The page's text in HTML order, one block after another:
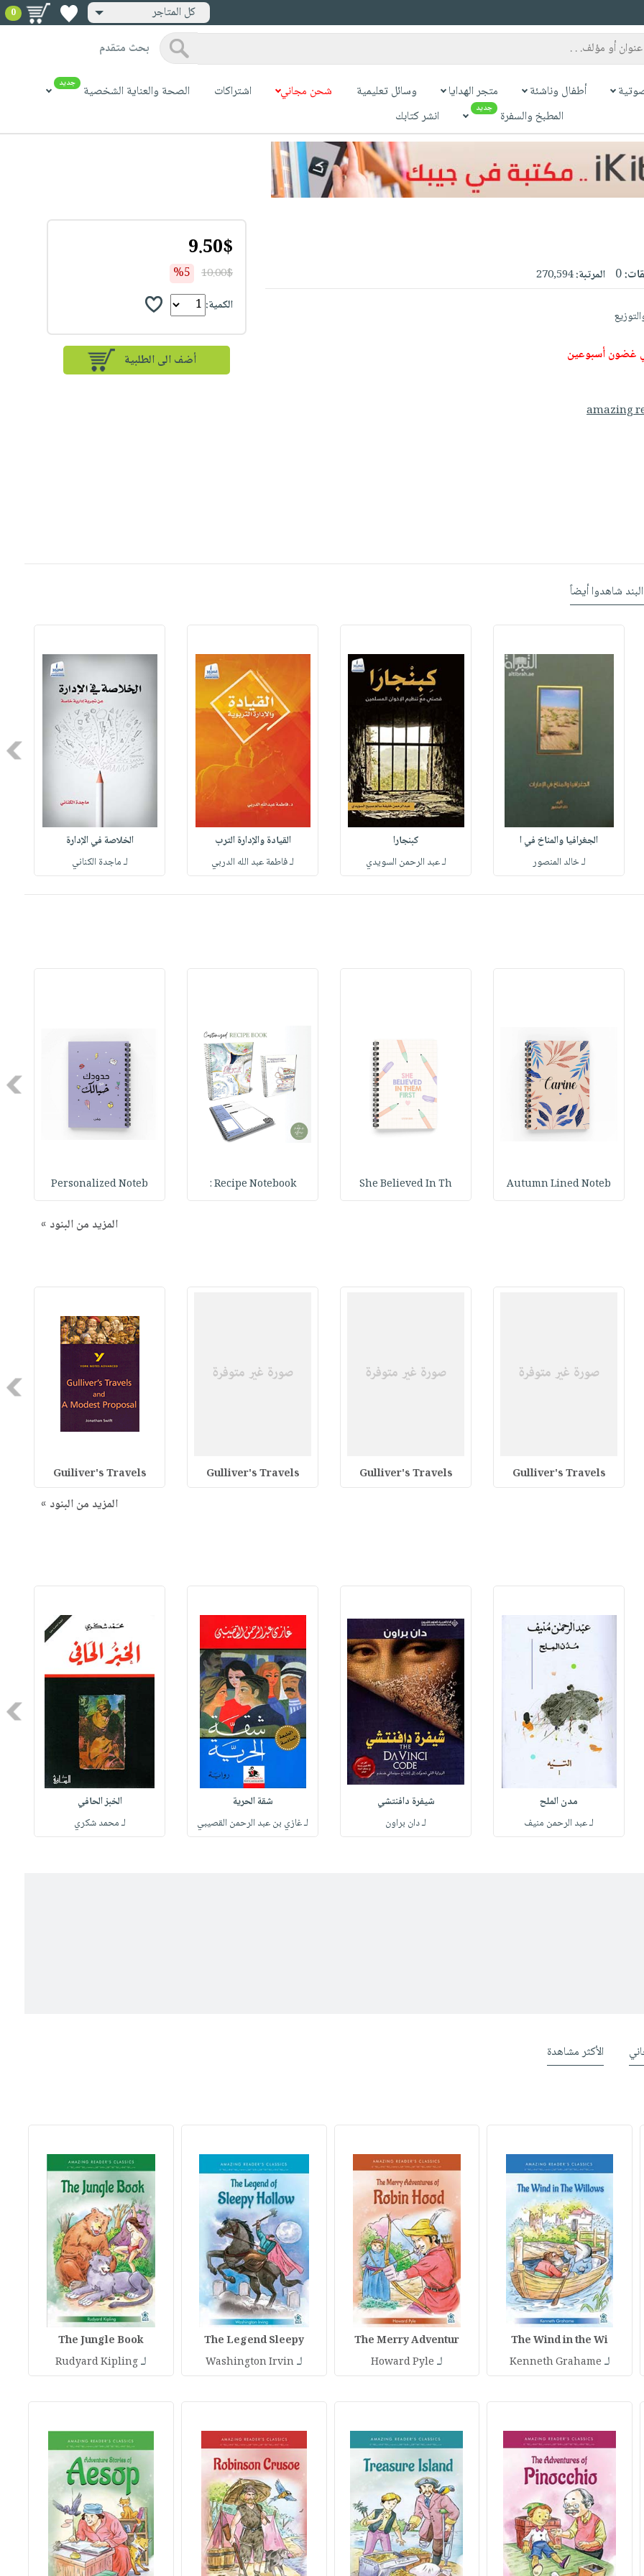
كل المتاجر 0
بحث متقدم
أطفال وناشئة متجر الهدايا وسائل تعليمية شحن مجاني اشتراكات الصحة والعناية الشخصية جديد
المطبخ والسفرة جديد انشر كتابك
0 المرتبة:270,594
غضون أسبوعين
amazing
9.50$
10.00$
%5
الكمية:
أضف الى الطلبية
شاهدوا أيضاً
الجغرافيا والمناخ في ا
لـ خالد المنصور
كبنجارا
لـ عبد الرحمن السويدي
القيادة والإدارة الترب
لـ فاطمة عبد الله الدربي
الخلاصة في الإدارة
لـ ماجدة الكناني
Autumn Lined Noteb
She Believed In Th
Recipe Notebook :
Personalized Noteb
المزيد من البنود »
Gulliver's Travels
Gulliver's Travels
Gulliver's Travels
Guiliver's Travels
المزيد من البنود »
مدن الملح
لـ عبد الرحمن منيف
شيفرة دافنتشي
لـ دان براون
شقة الحرية
لـ غازي بن عبد الرحمن القصيبي
الخبز الحافي
لـ محمد شكري
الأكثر مشاهدة
The Wind in the Wi
لـ Kenneth Grahame
The Merry Adventur
لـ Howard Pyle
The Legend Sleepy
لـWashington Irvin
The Jungle Book
لـRudyard Kipling